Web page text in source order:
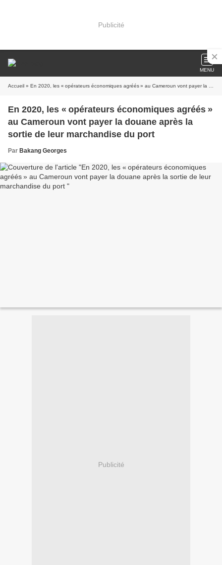
Publicité
MENU
Accueil » En 2020, les « opérateurs économiques agréés » au Cameroun vont payer la douane après la sortie de leur marchandise du port
En 2020, les « opérateurs économiques agréés »
au Cameroun vont payer la douane après la
sortie de leur marchandise du port
Par Bakang Georges
Publicité